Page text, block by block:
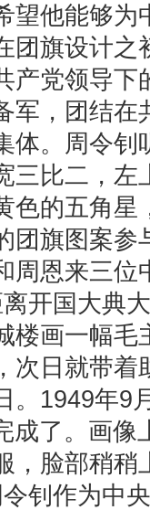
望他能够为
团旗设计之
产党领导下
军，团结在
体。周令钊
三比二，左
色的五角星
团旗图案参
周恩来三位
国大典大
楼画一幅毛
次日就带着
。1949年9
成了。画像
，脸部稍稍
作为中央